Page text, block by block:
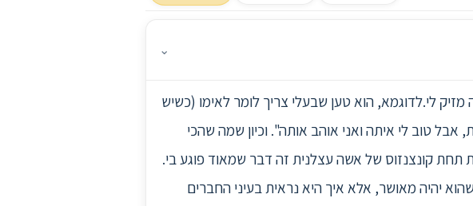
⌄
ב100%, אבל אני די בטוחה שזה היה מזיק לי.לדוגמא, הוא טען שבעלי צריך לומר לאימו (כשיש
אבל טוב לי איתה ואני אוהב אותה". וכיון שמה שהכי
קונצנזוס של אשה עצלנית זה דבר שמאוד פוגע בי.
יהיה מאושר, אלא איך היא נראית בעיני החברים